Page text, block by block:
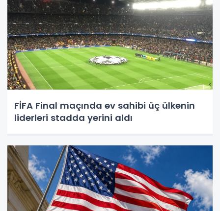
FİFA Final maçında ev sahibi üç ülkenin
liderleri stadda yerini aldı